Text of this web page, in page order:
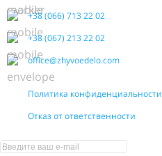
+38 (066) 713 22 02
+38 (067) 213 22 02
office@zhyvoedelo.com
Политика конфиденциальности
Отказ от ответственности